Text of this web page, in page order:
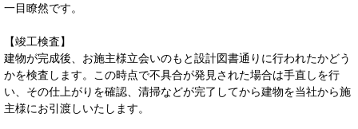
一目瞭然です。
【竣工検査】
建物が完成後、お施主様立会いのもと設計図書通りに行われたかどう
かを検査します。この時点で不具合が発見された場合は手直しを行
い、その仕上がりを確認、清掃などが完了してから建物を当社から施
主様にお引渡しいたします。